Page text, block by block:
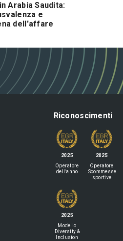
Arabia Saudita:
e
dell'affare
Riconoscimenti
2025
Operatore
dell'anno
2025
Operatore
Scommesse
sportive
2025
Modello
Diversity &
Inclusion